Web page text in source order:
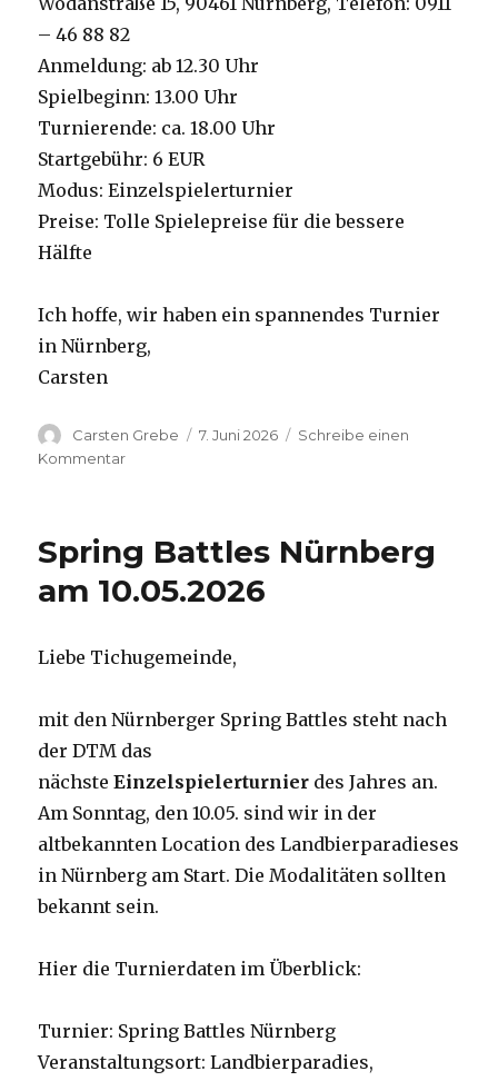
– 46 88 82
Anmeldung: ab 12.30 Uhr
Spielbeginn: 13.00 Uhr
Turnierende: ca. 18.00 Uhr
Startgebühr: 6 EUR
Modus: Einzelspielerturnier
Preise: Tolle Spielepreise für die bessere
Hälfte
Ich hoffe, wir haben ein spannendes Turnier
in Nürnberg,
Carsten
Autor
Carsten Grebe
Veröffentlicht
7. Juni 2026
Schreibe einen
Kommentar
am
Spring Battles Nürnberg
am 10.05.2026
Liebe Tichugemeinde,
mit den Nürnberger Spring Battles steht nach
der DTM das
nächsteEinzelspielerturnier des Jahres an.
Am Sonntag, den 10.05. sind wir in der
altbekannten Location des Landbierparadieses
in Nürnberg am Start. Die Modalitäten sollten
bekannt sein.
Hier die Turnierdaten im Überblick:
Turnier: Spring Battles Nürnberg
Veranstaltungsort: Landbierparadies,